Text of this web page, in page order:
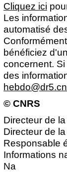
Cliquez ici
Les
automatisé
bénéficiez
concernent.
des
© CNRS
Directeur de
Directeur de
Responsable
Informations
Na